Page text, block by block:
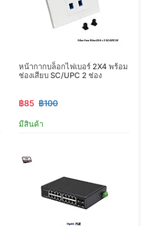
หน้ากากบล็อกไฟเบอร์ 2X4 พร้อม
ช่องเสียบ SC/UPC 2 ช่อง
฿85 ฿100
มีสินค้า